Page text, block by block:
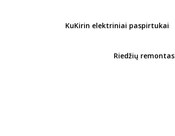
KuKirin elektriniai paspirtukai
Riedžių remontas